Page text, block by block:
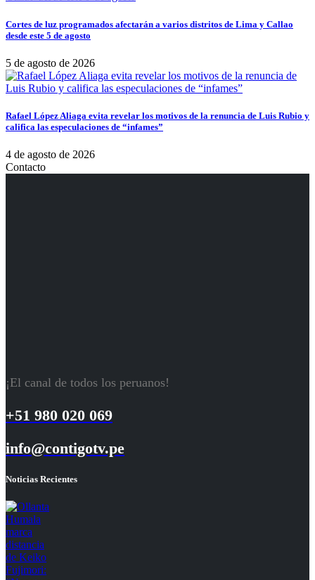
Cortes de luz programados afectarán a varios distritos de Lima y Callao
desde este 5 de agosto
5 de agosto de 2026
Rafael López Aliaga evita revelar los motivos de la renuncia de Luis Rubio y
califica las especulaciones de “infames”
4 de agosto de 2026
Contacto
¡El canal de todos los peruanos!
+51 980 020 069
info@contigotv.pe
Noticias Recientes